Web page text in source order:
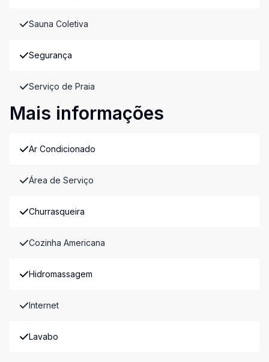
Sauna Coletiva
Segurança
Serviço de Praia
Mais informações
Ar Condicionado
Área de Serviço
Churrasqueira
Cozinha Americana
Hidromassagem
Internet
Lavabo